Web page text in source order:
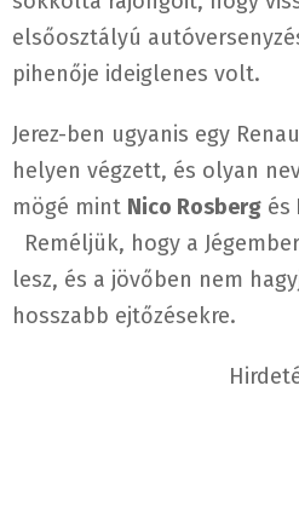
elsőosztályú autóverseny
pihenője ideiglenes volt.
Jerez-ben ugyanis egy
helyen végzett, és olyan
mögé mint Nico Rosberg és
Reméljük, hogy a
lesz, és a jövőben nem
hosszabb ejtőzésekre.